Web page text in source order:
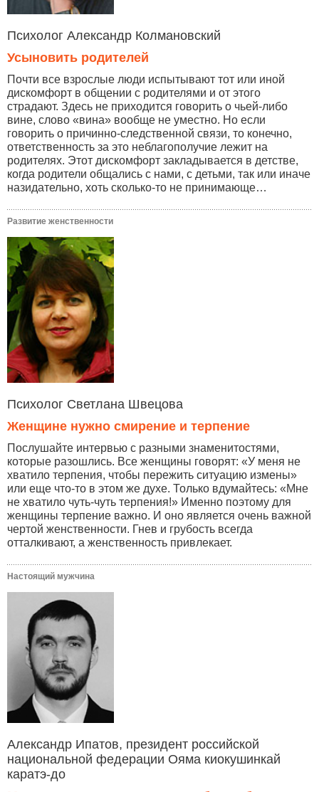
Психолог Александр Колмановский
Усыновить родителей
Почти все взрослые люди испытывают тот или иной
дискомфорт в общении с родителями и от этого
страдают. Здесь не приходится говорить о чьей-либо
вине, слово «вина» вообще не уместно. Но если
говорить о причинно-следственной связи, то конечно,
ответственность за это неблагополучие лежит на
родителях. Этот дискомфорт закладывается в детстве,
когда родители общались с нами, с детьми, так или иначе
назидательно, хоть сколько-то не принимающе…
Развитие женственности
Психолог Светлана Швецова
Женщине нужно смирение и терпение
Послушайте интервью с разными знаменитостями,
которые разошлись. Все женщины говорят: «У меня не
хватило терпения, чтобы пережить ситуацию измены»
или еще что-то в этом же духе. Только вдумайтесь: «Мне
не хватило чуть-чуть терпения!» Именно поэтому для
женщины терпение важно. И оно является очень важной
чертой женственности. Гнев и грубость всегда
отталкивают, а женственность привлекает.
Настоящий мужчина
Александр Ипатов, президент российской
национальной федерации Ояма киокушинкай
каратэ-до